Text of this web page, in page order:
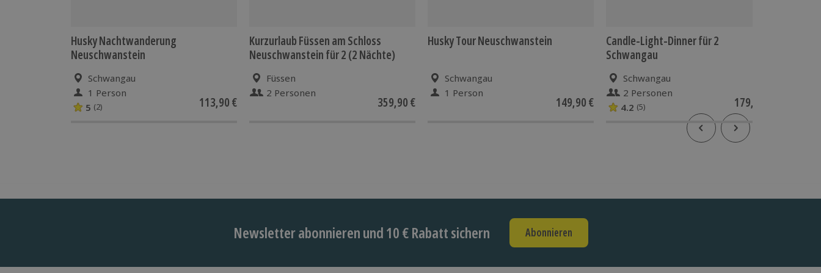
Husky Nachtwanderung
Neuschwanstein
Schwangau
1 Person
5 (2) 113,90 €
Kurzurlaub Füssen am Schloss
Neuschwanstein für 2 (2 Nächte)
Füssen
2 Personen
359,90 €
Husky Tour Neuschwanstein
Schwangau
1 Person
149,90 €
Candle-Light-Dinner für 2
Schwangau
Schwangau
2 Personen
4.2 (5) 179,90 €
Newsletter abonnieren und 10 € Rabatt sichern Abonnieren